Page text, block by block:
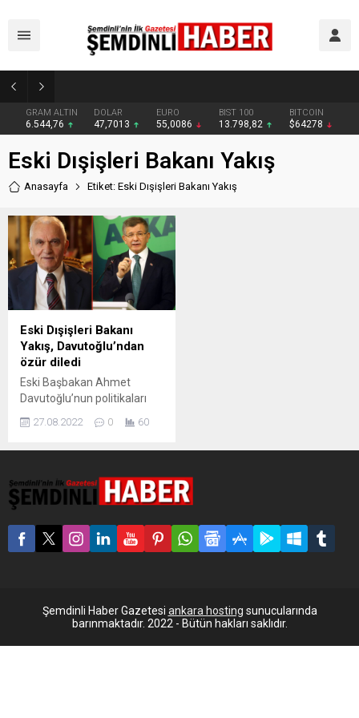
GRAM ALTIN
6.544,76
DOLAR
47,7013
EURO
55,0086
BIST 100
13.798,82
BITCOIN
$64278
Eski Dışişleri Bakanı Yakış
Anasayfa Etiket: Eski Dışişleri Bakanı Yakış
Eski Dışişleri Bakanı
Yakış, Davutoğlu’ndan
özür diledi
Eski Başbakan Ahmet
Davutoğlu’nun politikaları
bozulduğunu söyleyen Eski
AK Parti’nin kurucularından
eski Dışişleri Bakanı Yaşar
Yakış, Türkiye ile Suriye
arasındaki ilişkiyi
değerlendirirken eski
Nursun Erel’e
değerlendirmelerde bulunan
27.08.2022 0 60
Şemdinli Haber Gazetesi ankara hosting sunucularında
barınmaktadır. 2022 - Bütün hakları saklıdır.